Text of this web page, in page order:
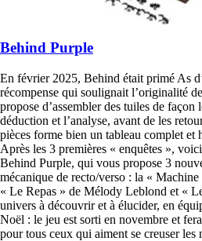
Behind Purple
En février 2025, Behind était primé As
récompense qui soulignait l’originalité
propose d’assembler des tuiles de
déduction et l’analyse, avant de les
pièces forme bien un tableau complet
Après les 3 premières « enquêtes »,
Behind Purple, qui vous propose 3
mécanique de recto/verso : la «
« Le Repas » de Mélody Leblond et «
univers à découvrir et à élucider, en
Noël : le jeu est sorti en novembre et
pour tous ceux qui aiment se creuser les